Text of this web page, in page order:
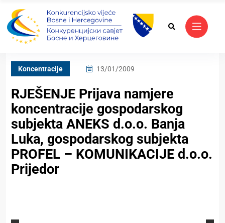
Koncentracije 13/01/2009
RJEŠENJE Prijava namjere
koncentracije gospodarskog
subjekta ANEKS d.o.o. Banja
Luka, gospodarskog subjekta
PROFEL – KOMUNIKACIJE d.o.o.
Prijedor